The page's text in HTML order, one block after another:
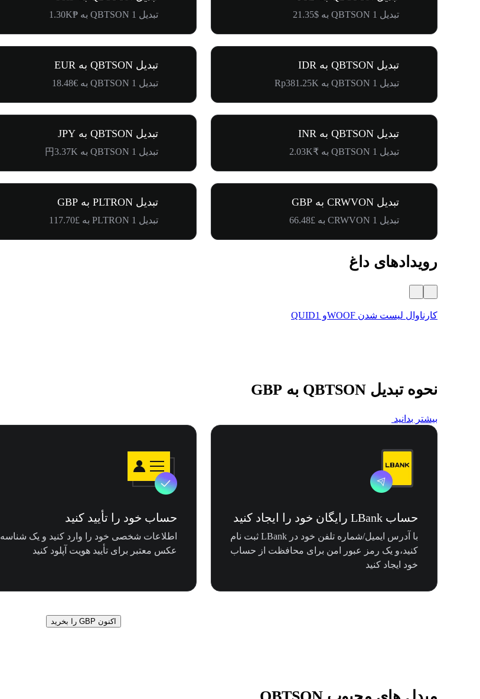
تبدیل 1 QBTSON به $21.35 تبدیل 1 QBTSON به ₱1.30K
تبدیل QBTSON به IDR
تبدیل 1 QBTSON به Rp381.25K
تبدیل QBTSON به EUR
تبدیل 1 QBTSON به €18.48
تبدیل QBTSON به INR
تبدیل 1 QBTSON به ₹2.03K
تبدیل QBTSON به JPY
تبدیل 1 QBTSON به 円3.37K
تبدیل CRWVON به GBP
تبدیل 1 CRWVON به £66.48
تبدیل PLTRON به GBP
تبدیل 1 PLTRON به £117.70
رویدادهای داغ
کارناوال لیست شدن WOOFو QUID1
نحوه تبدیل QBTSON به GBP
بیشتر بدانید
حساب LBank رایگان خود را ایجاد کنید
با آدرس ایمیل/شماره تلفن خود در LBank ثبت نام
کنید،و یک رمز عبور امن برای محافظت از حساب
خود ایجاد کنید
حساب خود را تأیید کنید
اطلاعات شخصی خود را وارد کنید و یک شناسه
عکس معتبر برای تأیید هویت آپلود کنید
اکنون GBP را بخرید